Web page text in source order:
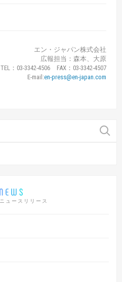
ニュースリリース
エン・ジャパン株式会社
広報担当：森本、大原
TEL：03-3342-4506 FAX：03-3342-4507
E-mail:en-press@en-japan.com